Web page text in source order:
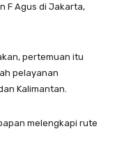
F Agus di Jakarta,
pertemuan itu
pelayanan
Kalimantan.
melengkapi rute